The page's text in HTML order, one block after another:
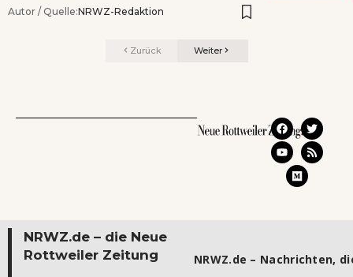
Autor / Quelle:NRWZ-Redaktion
Zurück Weiter
NRWZ.de – die Neue
Rottweiler Zeitung
NRWZ.de – Nachrichten,